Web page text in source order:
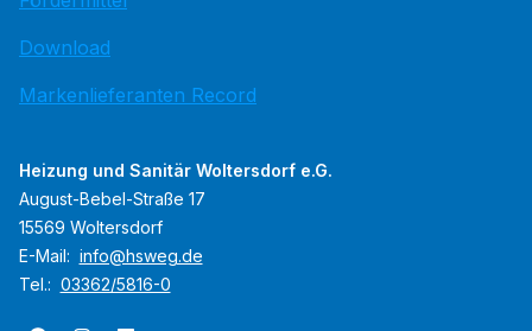
Download
Markenlieferanten Record
Heizung und Sanitär Woltersdorf e.G.
August-Bebel-Straße 17
15569 Woltersdorf
E-Mail: info@hsweg.de
Tel.: 03362/5816-0